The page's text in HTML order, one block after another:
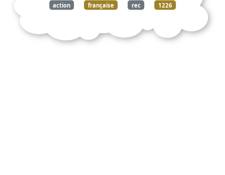
action française rec 1226